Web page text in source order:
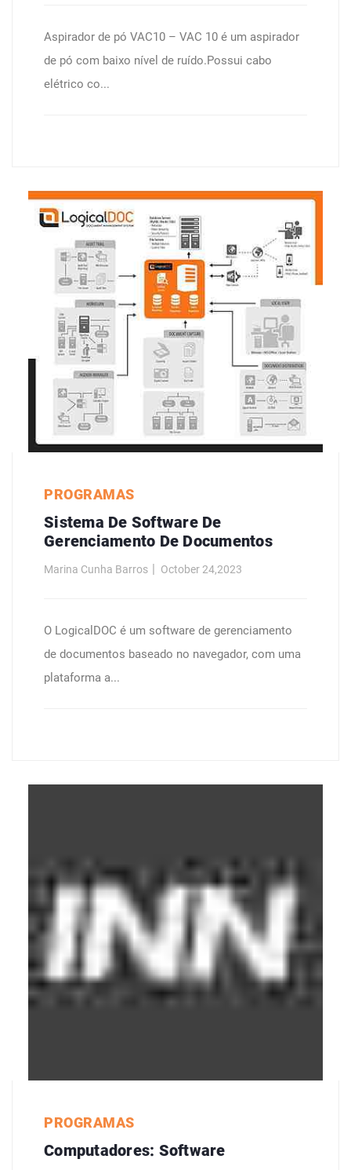
Aspirador de pó VAC10 – VAC 10 é um aspirador
de pó com baixo nível de ruído.Possui cabo
elétrico co...
PROGRAMAS
Sistema De Software De
Gerenciamento De Documentos
Marina Cunha Barros October 24,2023
O LogicalDOC é um software de gerenciamento
de documentos baseado no navegador, com uma
plataforma a...
PROGRAMAS
Computadores: Software